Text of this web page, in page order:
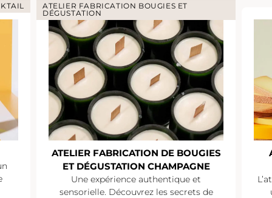
ATELIER FABRICATION BOUGIES ET
DÉGUSTATION
ATELIER FABRICATION DE BOUGIES
ET DÉGUSTATION CHAMPAGNE
Une expérience authentique et
sensorielle. Découvrez les secrets de